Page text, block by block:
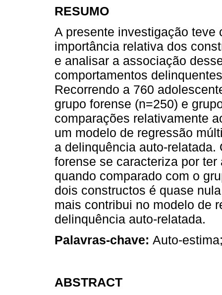
RESUMO
A presente investigação
importância relativa dos
e analisar a associação
comportamentos
Recorrendo a 760
grupo forense (n=250) e
comparações relativamente
um modelo de regressão
a delinquência auto-
forense se caracteriza por
quando comparado com o
dois constructos é quase
mais contribui no modelo de
delinquência auto-relatada.
Palavras-chave: Auto-
ABSTRACT